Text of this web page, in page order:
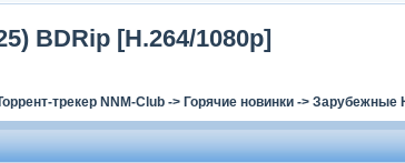
BDRip [H.264/1080p]
трекер NNM-Club-> Горячие новинки-> Зарубежные